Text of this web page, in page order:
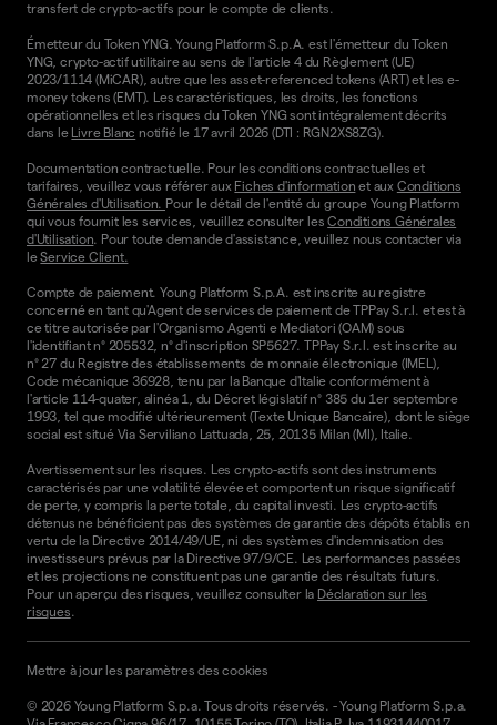
transfert de crypto-actifs pour le compte de clients.
Émetteur du Token YNG. Young Platform S.p.A. est l'émetteur du Token
YNG, crypto-actif utilitaire au sens de l'article 4 du Règlement (UE)
2023/1114 (MiCAR), autre que les asset-referenced tokens (ART) et les e-
money tokens (EMT). Les caractéristiques, les droits, les fonctions
opérationnelles et les risques du Token YNG sont intégralement décrits
dans le Livre Blanc notifié le 17 avril 2026 (DTI : RGN2XS8ZG).
Documentation contractuelle. Pour les conditions contractuelles et
tarifaires, veuillez vous référer aux Fiches d'information et aux Conditions
Générales d'Utilisation. Pour le détail de l'entité du groupe Young Platform
qui vous fournit les services, veuillez consulter lesConditions Générales
d'Utilisation. Pour toute demande d'assistance, veuillez nous contacter via
leService Client.
Compte de paiement. Young Platform S.p.A. est inscrite au registre
concerné en tant qu'Agent de services de paiement de TPPay S.r.l. et est à
ce titre autorisée par l'Organismo Agenti e Mediatori (OAM) sous
l'identifiant n° 205532, n° d'inscription SP5627. TPPay S.r.l. est inscrite au
n° 27 du Registre des établissements de monnaie électronique (IMEL),
Code mécanique 36928, tenu par la Banque d'Italie conformément à
l'article 114-quater, alinéa 1, du Décret législatif n° 385 du 1er septembre
1993, tel que modifié ultérieurement (Texte Unique Bancaire), dont le siège
social est situé Via Serviliano Lattuada, 25, 20135 Milan (MI), Italie.
Avertissement sur les risques. Les crypto-actifs sont des instruments
caractérisés par une volatilité élevée et comportent un risque significatif
de perte, y compris la perte totale, du capital investi. Les crypto-actifs
détenus ne bénéficient pas des systèmes de garantie des dépôts établis en
vertu de la Directive 2014/49/UE, ni des systèmes d'indemnisation des
investisseurs prévus par la Directive 97/9/CE. Les performances passées
et les projections ne constituent pas une garantie des résultats futurs.
Pour un aperçu des risques, veuillez consulter la Déclaration sur les
risques.
© 2026 Young Platform S.p.a. Tous droits réservés. -Young Platform S.p.a.
Mettre à jour les paramètres des cookies